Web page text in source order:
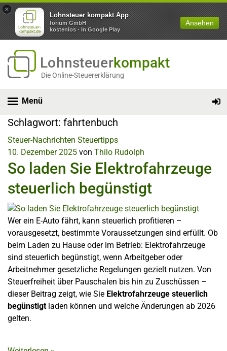
×
Lohnsteuer kompakt App
forium GmbH
kostenlos - In Google Play
Ansehen
Lohnsteuerkompakt
Die Online-Steuererklärung
Menü
Schlagwort: fahrtenbuch
Steuer-Nachrichten Steuertipps
10. Dezember 2025 von Thilo Rudolph
So laden Sie Elektrofahrzeuge
steuerlich begünstigt
Wer ein E-Auto fährt, kann steuerlich profitieren –
vorausgesetzt, bestimmte Voraussetzungen sind erfüllt. Ob
beim Laden zu Hause oder im Betrieb: Elektrofahrzeuge
sind steuerlich begünstigt, wenn Arbeitgeber oder
Arbeitnehmer gesetzliche Regelungen gezielt nutzen. Von
Steuerfreiheit über Pauschalen bis hin zu Zuschüssen –
dieser Beitrag zeigt, wie Sie Elektrofahrzeuge steuerlich
begünstigtladen können und welche Änderungen ab 2026
gelten.